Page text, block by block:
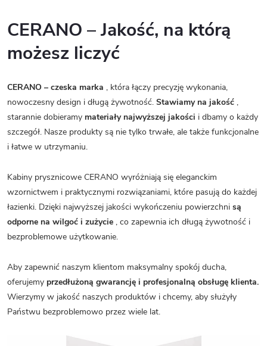
CERANO – Jakość, na którą
możesz liczyć
CERANO – czeska marka , która łączy precyzję wykonania,
nowoczesny design i długą żywotność. Stawiamy na jakość ,
starannie dobieramy materiały najwyższej jakości i dbamy o każdy
szczegół. Nasze produkty są nie tylko trwałe, ale także funkcjonalne
i łatwe w utrzymaniu.
Kabiny prysznicowe CERANO wyróżniają się eleganckim
wzornictwem i praktycznymi rozwiązaniami, które pasują do każdej
łazienki. Dzięki najwyższej jakości wykończeniu powierzchni są
odporne na wilgoć i zużycie , co zapewnia ich długą żywotność i
bezproblemowe użytkowanie.
Aby zapewnić naszym klientom maksymalny spokój ducha,
oferujemy przedłużoną gwarancję i profesjonalną obsługę klienta.
Wierzymy w jakość naszych produktów i chcemy, aby służyły
Państwu bezproblemowo przez wiele lat.